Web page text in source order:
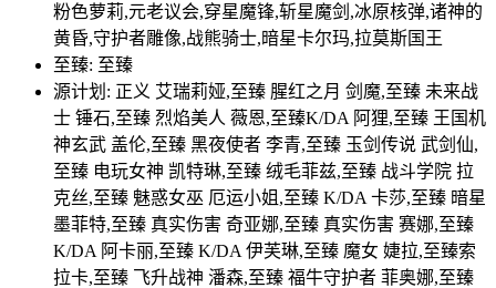
粉色萝莉,元老议会,穿星魔锋,斩星魔剑,冰原核弹,诸神的
黄昏,守护者雕像,战熊骑士,暗星卡尔玛,拉莫斯国王
至臻: 至臻
源计划: 正义 艾瑞莉娅,至臻 腥红之月 剑魔,至臻 未来战
士 锤石,至臻 烈焰美人 薇恩,至臻K/DA 阿狸,至臻 王国机
神玄武 盖伦,至臻 黑夜使者 李青,至臻 玉剑传说 武剑仙,
至臻 电玩女神 凯特琳,至臻 绒毛菲兹,至臻 战斗学院 拉
克丝,至臻 魅惑女巫 厄运小姐,至臻 K/DA 卡莎,至臻 暗星
墨菲特,至臻 真实伤害 奇亚娜,至臻 真实伤害 赛娜,至臻
K/DA 阿卡丽,至臻 K/DA 伊芙琳,至臻 魔女 婕拉,至臻索
拉卡,至臻 飞升战神 潘森,至臻 福牛守护者 菲奥娜,至臻